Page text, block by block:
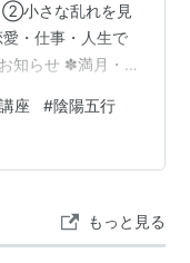
②小さな乱れを見
・仕事・人生で
知らせ ✽満月・新
り意味を誤解さ
前の通り「既に
」の意味もあり
。今回は、「水火
座 #陰陽五行
もっと見る